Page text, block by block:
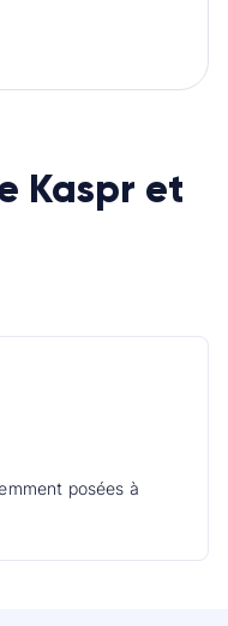
Kaspr et
posées à